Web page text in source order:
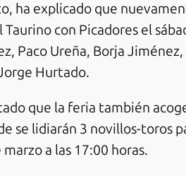
ha explicado que
con Picadores el
Paco Ureña, Borja
Hurtado.
que la feria también
se lidiarán 3 novillos-toros
a las 17:00 horas.